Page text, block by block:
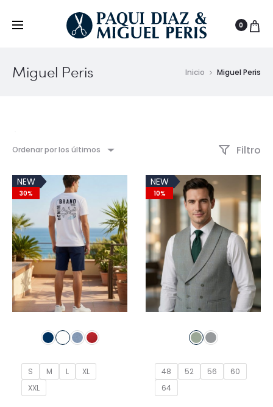
0
Miguel Peris Inicio Miguel Peris
Ordenar por los últimos Filtro
NEW
30%
S M L
XL
XXL
NEW
10%
48 52 56
60
64